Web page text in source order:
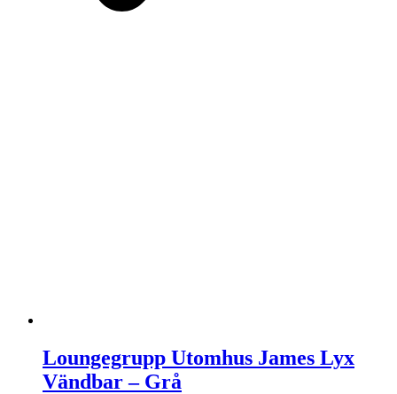
Loungegrupp Utomhus James Lyx
Vändbar – Grå